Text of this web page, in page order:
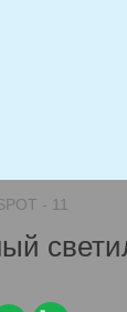
- 11